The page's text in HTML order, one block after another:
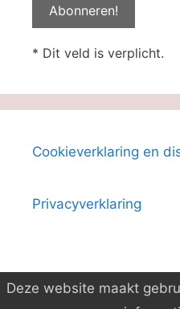
* Dit veld is verplicht.
Cookieverklaring en
Privacyverklaring
© 2026 Boeken-ID •
Deze website maakt